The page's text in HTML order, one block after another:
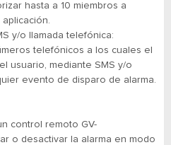
hasta a 10 miembros a
y/o llamada telefónica:
telefónicos a los cuales el
usuario, mediante SMS y/o
evento de disparo de alarma.
control remoto GV-
o desactivar la alarma en modo